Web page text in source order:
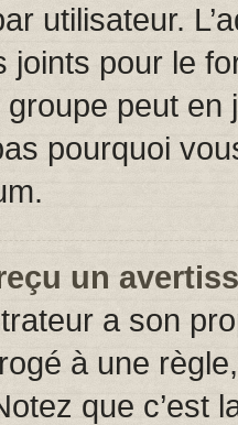
utilisateur.
joints pour le
peut en
pourquoi
un
a son
à une
que c’est